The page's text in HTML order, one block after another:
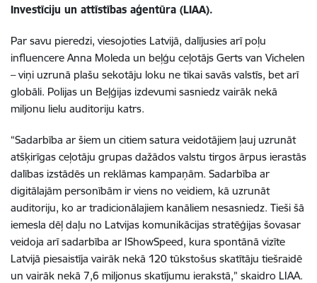
Investīciju un attīstības aģentūra (LIAA).
Par savu pieredzi, viesojoties Latvijā, dalījusies arī poļu
influencere Anna Moleda un beļģu ceļotājs Gerts van Vichelen
– viņi uzrunā plašu sekotāju loku ne tikai savās valstīs, bet arī
globāli. Polijas un Beļģijas izdevumi sasniedz vairāk nekā
miljonu lielu auditoriju katrs.
“Sadarbība ar šiem un citiem satura veidotājiem ļauj uzrunāt
atšķirīgas ceļotāju grupas dažādos valstu tirgos ārpus ierastās
dalības izstādēs un reklāmas kampaņām. Sadarbība ar
digitālajām personībām ir viens no veidiem, kā uzrunāt
auditoriju, ko ar tradicionālajiem kanāliem nesasniedz. Tieši šā
iemesla dēļ daļu no Latvijas komunikācijas stratēģijas šovasar
veidoja arī sadarbība ar IShowSpeed, kura spontānā vizīte
Latvijā piesaistīja vairāk nekā 120 tūkstošus skatītāju tiešraidē
un vairāk nekā 7,6 miljonus skatījumu ierakstā,” skaidro LIAA.